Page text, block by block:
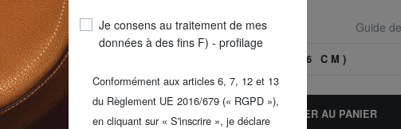
Guide
TAILLE PETITE(≤ 56 CM)
AJOUTER AU PANIER
Je consens au traitement de mes
données à des fins F) - profilage
Conformément aux articles 6, 7, 12 et 13
du Règlement UE 2016/679 (« RGPD »),
en cliquant sur « S'inscrire », je déclare